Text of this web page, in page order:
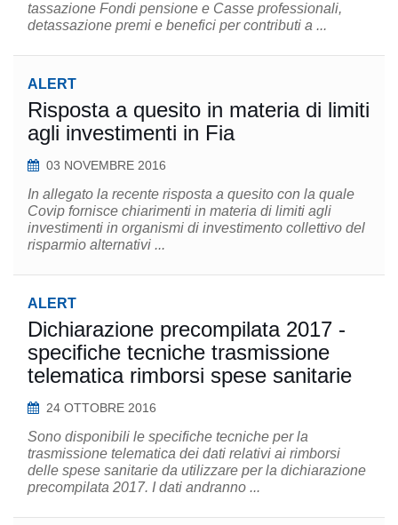
tassazione Fondi pensione e Casse professionali,
detassazione premi e benefici per contributi a ...
ALERT
Risposta a quesito in materia di limiti
agli investimenti in Fia
03 NOVEMBRE 2016
In allegato la recente risposta a quesito con la quale
Covip fornisce chiarimenti in materia di limiti agli
investimenti in organismi di investimento collettivo del
risparmio alternativi ...
ALERT
Dichiarazione precompilata 2017 -
specifiche tecniche trasmissione
telematica rimborsi spese sanitarie
24 OTTOBRE 2016
Sono disponibili le specifiche tecniche per la
trasmissione telematica dei dati relativi ai rimborsi
delle spese sanitarie da utilizzare per la dichiarazione
precompilata 2017. I dati andranno ...